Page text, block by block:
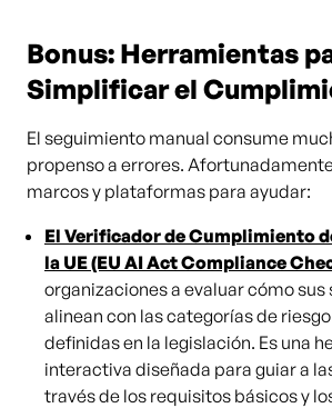
Bonus: Herramientas
Simplificar el
El seguimiento manual consume
propenso a errores.
marcos y plataformas para ayudar:
El Verificador de Cumplimiento
la UE (EU AI Act Compliance
organizaciones a evaluar cómo sus
alinean con las categorías de
definidas en la legislación. Es una
interactiva diseñada para guiar a
través de los requisitos básicos y